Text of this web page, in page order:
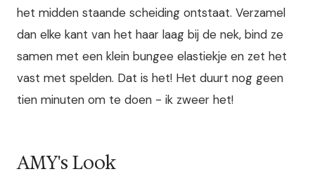
het midden staande scheiding ontstaat. Verzamel
dan elke kant van het haar laag bij de nek, bind ze
samen met een klein bungee elastiekje en zet het
vast met spelden. Dat is het! Het duurt nog geen
tien minuten om te doen - ik zweer het!
AMY's Look